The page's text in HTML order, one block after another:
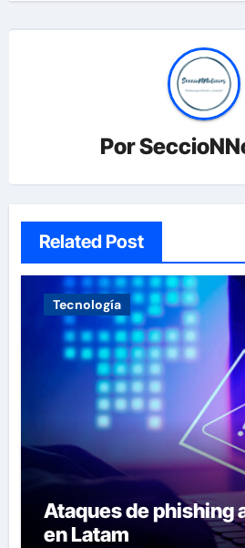
Por
Related Post
Tecnología
Ataques de phishing
en Latam